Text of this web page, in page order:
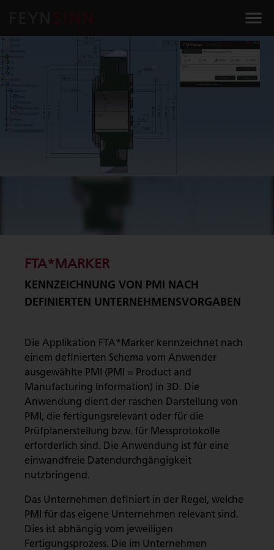
FTA*MARKER
KENNZEICHNUNG VON PMI NACH
DEFINIERTEN UNTERNEHMENSVORGABEN
Die Applikation FTA*Marker kennzeichnet nach
einem definierten Schema vom Anwender
ausgewählte PMI (PMI = Product and
Manufacturing Information) in 3D. Die
Anwendung dient der raschen Darstellung von
PMI, die fertigungsrelevant oder für die
Prüfplanerstellung bzw. für Messprotokolle
erforderlich sind. Die Anwendung ist für eine
einwandfreie Datendurchgängigkeit
nutzbringend.
Das Unternehmen definiert in der Regel, welche
PMI für das eigene Unternehmen relevant sind.
Dies ist abhängig vom jeweiligen
Fertigungsprozess. Die im Unternehmen